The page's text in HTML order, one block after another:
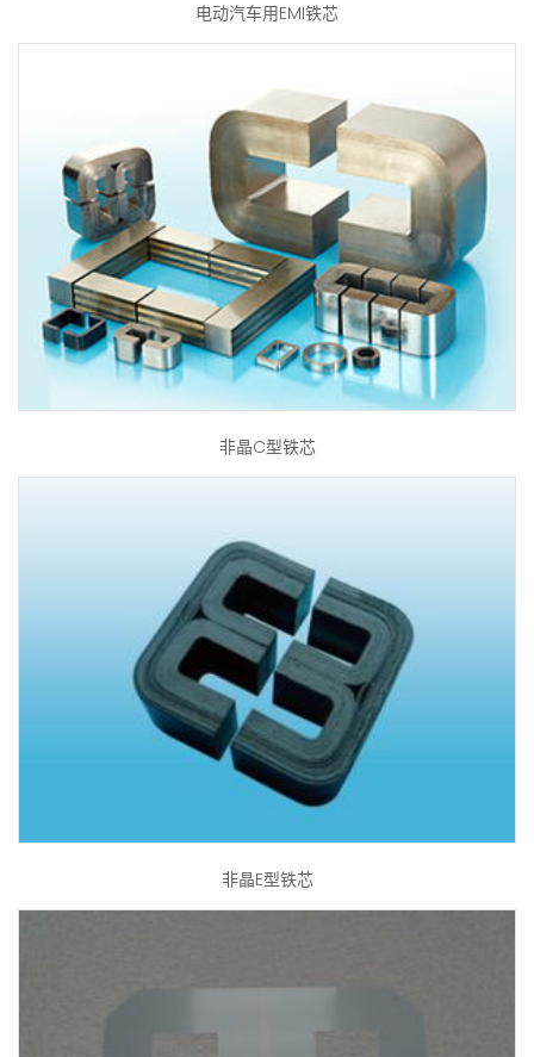
电动汽车用EMI铁芯
非晶C型铁芯
非晶E型铁芯